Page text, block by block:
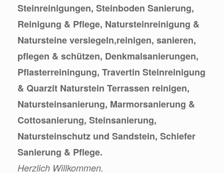
Steinreinigungen, Steinboden Sanierung,
Reinigung & Pflege, Natursteinreinigung &
Natursteine versiegeln,reinigen, sanieren,
pflegen & schützen, Denkmalsanierungen,
Pflasterreiningung, Travertin Steinreinigung
& Quarzit Naturstein Terrassen reinigen,
Natursteinsanierung, Marmorsanierung &
Cottosanierung, Steinsanierung,
Natursteinschutz und Sandstein, Schiefer
Sanierung & Pflege.
Herzlich Willkommen.